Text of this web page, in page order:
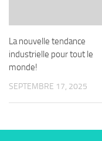
La nouvelle tendance
industrielle pour tout le
monde!
SEPTEMBRE 17, 2025